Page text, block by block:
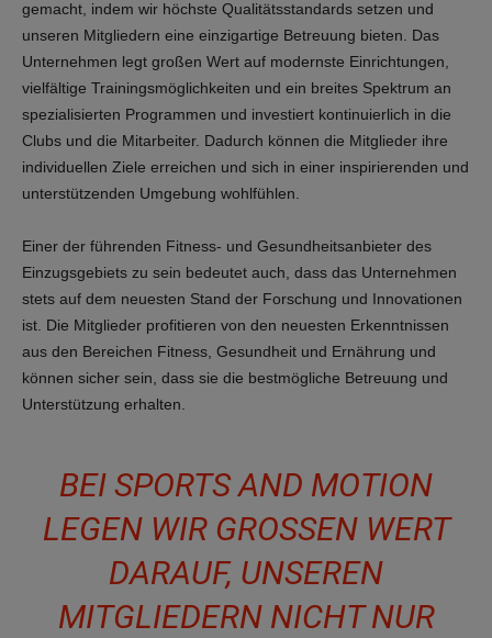
gemacht, indem wir höchste Qualitätsstandards setzen und
unseren Mitgliedern eine einzigartige Betreuung bieten. Das
Unternehmen legt großen Wert auf modernste Einrichtungen,
vielfältige Trainingsmöglichkeiten und ein breites Spektrum an
spezialisierten Programmen und investiert kontinuierlich in die
Clubs und die Mitarbeiter. Dadurch können die Mitglieder ihre
individuellen Ziele erreichen und sich in einer inspirierenden und
unterstützenden Umgebung wohlfühlen.
Einer der führenden Fitness- und Gesundheitsanbieter des
Einzugsgebiets zu sein bedeutet auch, dass das Unternehmen
stets auf dem neuesten Stand der Forschung und Innovationen
ist. Die Mitglieder profitieren von den neuesten Erkenntnissen
aus den Bereichen Fitness, Gesundheit und Ernährung und
können sicher sein, dass sie die bestmögliche Betreuung und
Unterstützung erhalten.
BEI SPORTS AND MOTION
LEGEN WIR GROSSEN WERT D
ARAUF, UNSEREN M
ITGLIEDERN NICHT NUR K